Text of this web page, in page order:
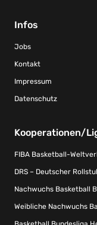
Infos
Jobs
Kontakt
Impressum
Datenschutz
Kooperationen/
FIBA Basketball-
DRS – Deutscher
Nachwuchs Basketball
Weibliche Nachwuchs